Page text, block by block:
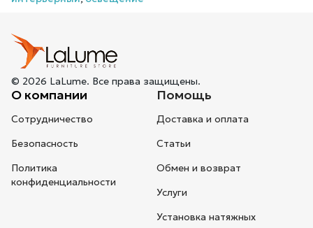
© 2026 LaLume. Все права защищены.
О компании
Сотрудничество
Безопасность
Политика
конфиденциальности
Помощь
Доставка и оплата
Статьи
Обмен и возврат
Услуги
Установка натяжных